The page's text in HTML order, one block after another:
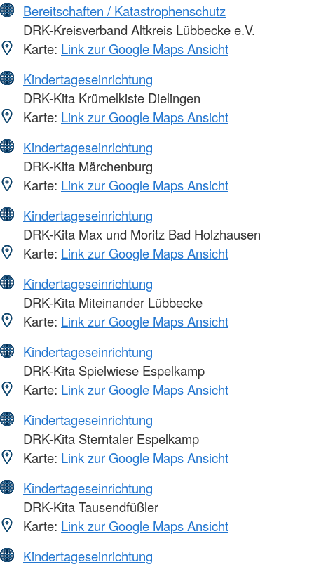
Bereitschaften / Katastrophenschutz
DRK-Kreisverband Altkreis Lübbecke e.V.
Karte: Link zur Google Maps Ansicht
Kindertageseinrichtung
DRK-Kita Krümelkiste Dielingen
Karte: Link zur Google Maps Ansicht
Kindertageseinrichtung
DRK-Kita Märchenburg
Karte: Link zur Google Maps Ansicht
Kindertageseinrichtung
DRK-Kita Max und Moritz Bad Holzhausen
Karte: Link zur Google Maps Ansicht
Kindertageseinrichtung
DRK-Kita Miteinander Lübbecke
Karte: Link zur Google Maps Ansicht
Kindertageseinrichtung
DRK-Kita Spielwiese Espelkamp
Karte: Link zur Google Maps Ansicht
Kindertageseinrichtung
DRK-Kita Sterntaler Espelkamp
Karte: Link zur Google Maps Ansicht
Kindertageseinrichtung
DRK-Kita Tausendfüßler
Karte: Link zur Google Maps Ansicht
Kindertageseinrichtung